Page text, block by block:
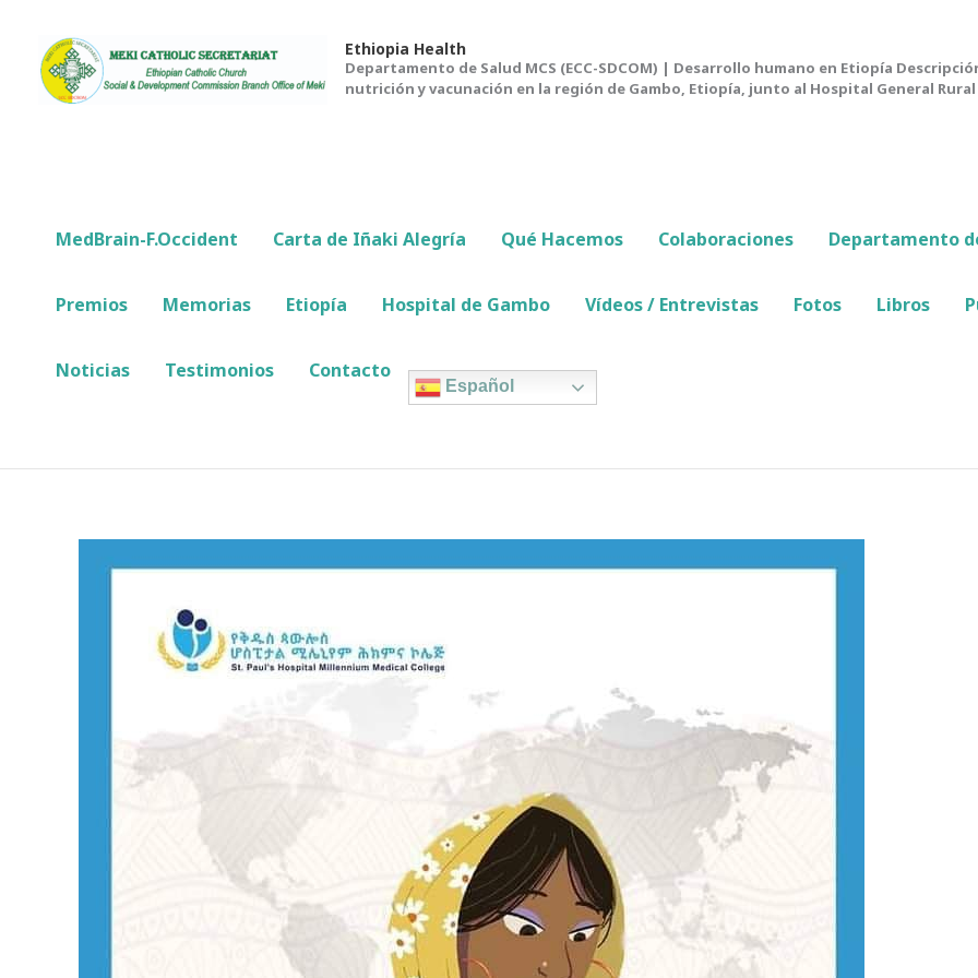
contenido
Ethiopia Health
Departamento de Salud MCS (ECC-SDCOM) | Desarrollo humano en Etiopía
nutrición y vacunación en la región de Gambo, Etiopía, junto al Hospital General
MedBrain-F.Occident Carta de Iñaki Alegría Qué Hacemos Colaboraciones Departamento
Premios Memorias Etiopía Hospital de Gambo Vídeos / Entrevistas Fotos Libros
Noticias Testimonios Contacto
Español